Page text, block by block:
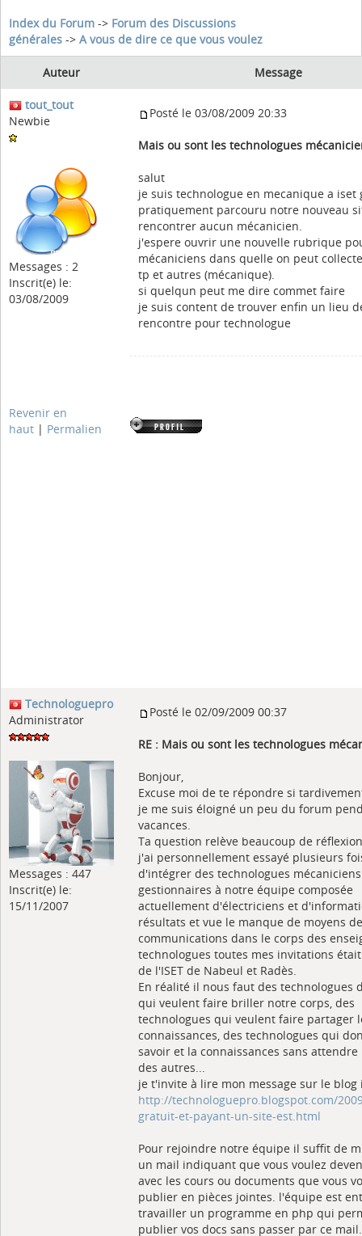
Index du Forum -> Forum des Discussions
générales -> A vous de dire ce que vous voulez
Auteur Message
tout_tout
Newbie
Messages : 2
Inscrit(e) le:
03/08/2009
Posté le 03/08/2009 20:33
Mais ou sont les technologues
salut
je suis technologue en mecanique a iset
pratiquement parcouru notre nouveau
rencontrer aucun mécanicien.
j'espere ouvrir une nouvelle rubrique
mécaniciens dans quelle on peut
tp et autres (mécanique).
si quelqun peut me dire commet faire
je suis content de trouver enfin un lieu
rencontre pour technologue
Revenir en
haut | Permalien
Technologuepro
Administrator
Messages : 447
Inscrit(e) le:
15/11/2007
Posté le 02/09/2009 00:37
RE : Mais ou sont les technologues
Bonjour,
Excuse moi de te répondre si
je me suis éloigné un peu du forum
vacances.
Ta question relève beaucoup de
j'ai personnellement essayé plusieurs
d'intégrer des technologues
gestionnaires à notre équipe composée
actuellement d'électriciens et
résultats et vue le manque de moyens de
communications dans le corps des
technologues toutes mes invitations
de l'ISET de Nabeul et Radès.
En réalité il nous faut des technologues
qui veulent faire briller notre corps, des
technologues qui veulent faire partager
connaissances, des technologues qui
savoir et la connaissances sans
des autres...
je t'invite à lire mon message sur le blog
http://technologuepro.blogspot.com/
gratuit-et-payant-un-site-est.html
Pour rejoindre notre équipe il suffit de
un mail indiquant que vous voulez
avec les cours ou documents que vous
publier en pièces jointes. l'équipe est
travailler un programme en php qui
publier vos docs sans passer par ce mail.